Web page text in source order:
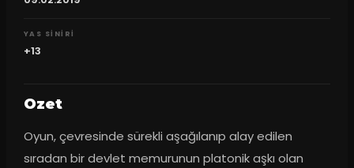
YAS SINIRI
+13
Ozet
Oyun, çevresinde sürekli aşağılanıp alay edilen
sıradan bir devlet memurunun platonik aşkı olan